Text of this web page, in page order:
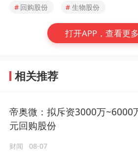
# 回购股份 # 生物股份
打开APP，查看更
相关推荐
帝奥微：拟斥资3000万~6000
元回购股份
财闻 08-07